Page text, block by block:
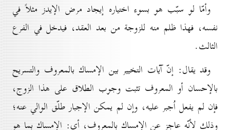
وأمّا لو سبّب هو بسوء اختياره إيجاد مرض الإيدز مثلاً في
نفسه، فهذا ظلم منه للزوجة من بعد العقد، فيدخل في الفرع
الثالث.
وقد يقال: إنّ آيات التخيير بين الإمساك بالمعروف والتسريح
بالإحسان أو المعروف تثبت وجوب الطلاق على هذا الزوج،
فإن لم يفعل اُجبر عليه، وإن لم يمكن الإجبار طلّق الوالي عنه؛
وذلك لأنّه عاجز عن الإمساك بالمعروف، أي: الإمساك بما هو